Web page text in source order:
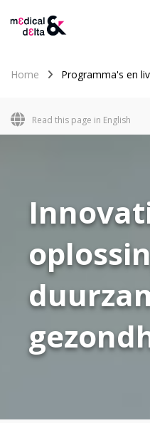
Home Programma's en
Read this page in English